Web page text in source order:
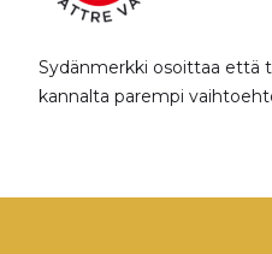
Sydänmerkki osoittaa että
kannalta parempi